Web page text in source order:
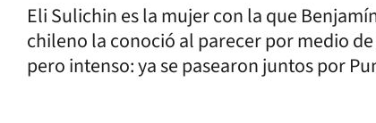
Eli Sulichin es la mujer con la que
chileno la conoció al parecer por medio
pero intenso: ya se pasearon juntos por